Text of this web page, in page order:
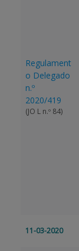
Regulament
o Delegado
n.º
2020/419
(JO L n.º 84)
11-03-2020